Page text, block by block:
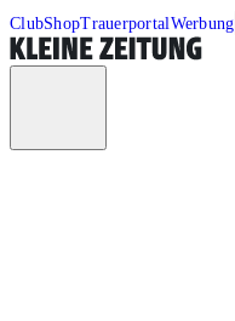
ClubShopTrauerportalWerbung